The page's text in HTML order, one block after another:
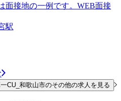
接地の一例です。WEB面接
駅
CU_和歌山市のその他の求人を見る